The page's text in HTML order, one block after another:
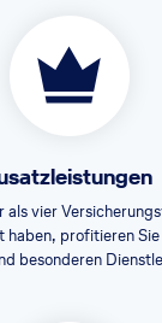
als vier
haben, profitieren Sie
besonderen